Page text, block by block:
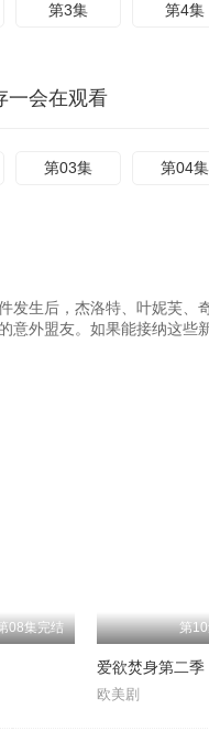
第3集 第4集
一会在观看
第03集 第04集
发生后，杰洛特、叶妮芙
意外盟友。如果能接纳这
08集完结 第
爱欲焚身第二季
欧美剧